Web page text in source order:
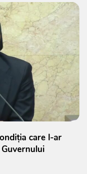
care l-ar